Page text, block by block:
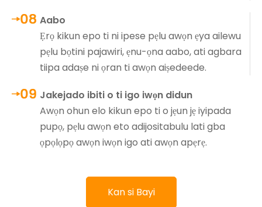
Aabo
Ẹrọ kikun epo ti ni ipese pẹlu awọn ẹya ailewu
pẹlu bọtini pajawiri, ẹnu-ọna aabo, ati agbara
tiipa adaṣe ni ọran ti awọn aiṣedeede.
Jakejado ibiti o ti igo iwọn didun
Awọn ohun elo kikun epo ti o jẹun jẹ iyipada
pupọ, pẹlu awọn eto adijositabulu lati gba
ọpọlọpọ awọn iwọn igo ati awọn apẹrẹ.
Kan si Bayi